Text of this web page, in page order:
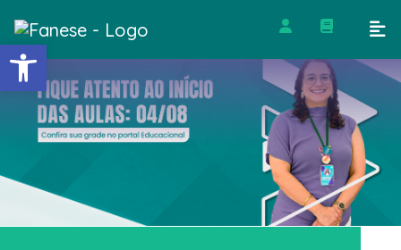
Barra de Ferramentas